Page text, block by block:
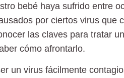
bebé haya sufrido entre
por ciertos virus que
las claves para tratar
cómo afrontarlo.
un virus fácilmente